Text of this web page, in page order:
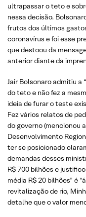
ultrapassar o teto e
nessa decisão.
frutos dos últimos
coronavírus e foi esse
que destoou da
anterior diante da
Jair Bolsonaro admitiu a
do teto e não fez a
ideia de furar o teste
Fez vários relatos de
do governo (mencionou
Desenvolvimento
ter se posicionado
demandas desses
R$ 700 bilhões e
média R$ 20 bilhões” é
revitalização de rio,
detalhe que o valor